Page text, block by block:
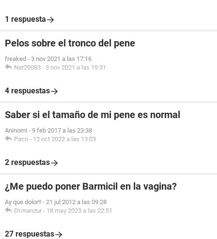
1 respuesta
Pelos sobre el tronco del pene
freaked - 3 nov 2021 a las 17:16
Nat20083 - 3 nov 2021 a las 19:31
4 respuestas
Saber si el tamaño de mi pene es normal
Aninomi - 9 feb 2017 a las 23:38
Paco - 12 oct 2022 a las 13:03
2 respuestas
¿Me puedo poner Barmicil en la vagina?
Ay que dolor!! - 21 jul 2012 a las 09:28
Dr.manzur - 18 may 2023 a las 22:51
27 respuestas